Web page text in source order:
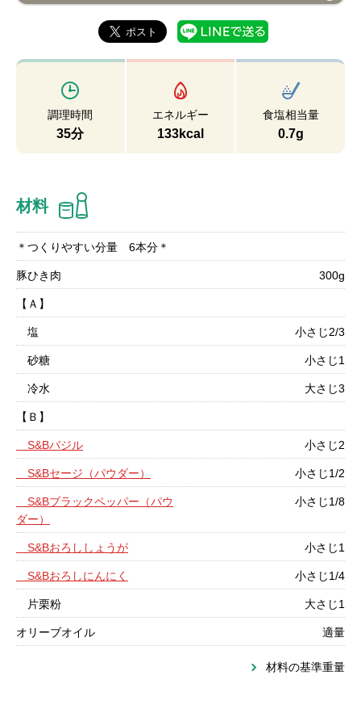
調理時間
35分
エネルギー
133kcal
食塩相当量
0.7g
材料
＊つくりやすい分量 6本分＊
豚ひき肉 300g
【Ａ】
塩 小さじ2/3
砂糖 小さじ1
冷水 大さじ3
【Ｂ】
S&Bバジル 小さじ2
S&Bセージ（パウダー） 小さじ1/2
S&Bブラックペッパー（パウ
ダー）
小さじ1/8
S&Bおろししょうが 小さじ1
S&Bおろしにんにく 小さじ1/4
片栗粉 大さじ1
オリーブオイル 適量
材料の基準重量